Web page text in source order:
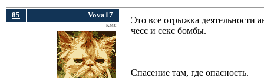
85 Vova17
кмс
Это все отрыжка деятельности
чесс и секс бомбы.
Спасение там, где опасность.